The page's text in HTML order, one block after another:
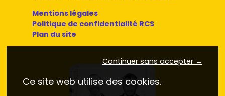
Mentions légales
Politique de confidentialité RCS
Plan du site
Continuer sans accepter →
Ce site web utilise des cookies.